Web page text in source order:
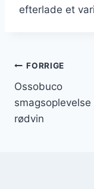
efterlade et
FORRIGE
Ossobuco
smagsoplevelse
rødvin